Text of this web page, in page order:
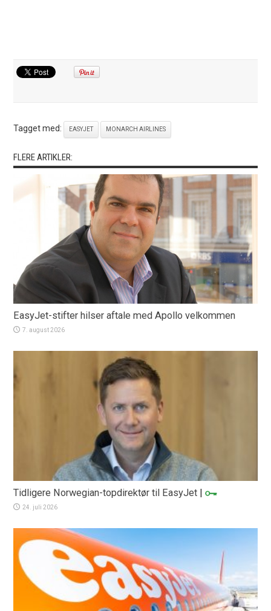
Tagget med: EASYJET MONARCH AIRLINES
FLERE ARTIKLER:
EasyJet-stifter hilser aftale med Apollo velkommen
7. august 2026
Tidligere Norwegian-topdirektør til EasyJet |
24. juli 2026